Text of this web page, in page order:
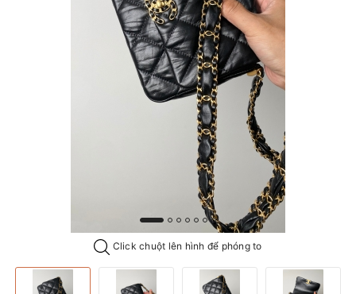
Click chuột lên hình để phóng to